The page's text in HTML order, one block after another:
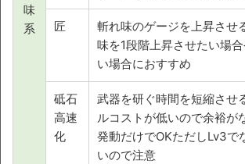
味
系
匠
斬れ味のゲージを上昇させ
味を1段階上昇させたい場
い場合におすすめ
砥石
高速
化
武器を研ぐ時間を短縮させ
ルコストが低いので余裕が
発動だけでOKただしLv3で
いので注意